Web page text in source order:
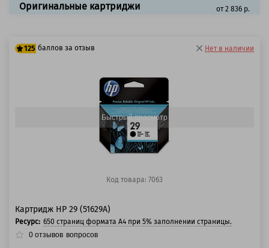
Оригинальные картриджи от 2 836 р.
125 баллов за отзыв Нет в наличии
Быстрый просмотр
Код товара: 7063
Картридж HP 29 (51629A)
Ресурс: 650 страниц формата А4 при 5% заполнении страницы.
0 отзывов вопросов